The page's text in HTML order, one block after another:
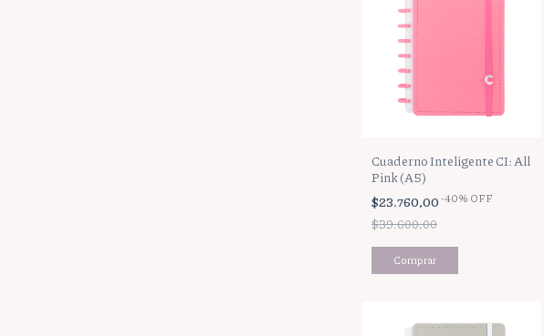
Cuaderno Inteligente CI: All
Pink (A5)
$23.760,00-40% OFF
$39.600,00